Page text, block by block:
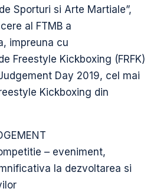
Sporturi si Arte Martiale”,
al FTMB a
impreuna cu
Freestyle Kickboxing (FRFK)
Day 2019, cel mai
Kickboxing din
– eveniment,
la dezvoltarea si